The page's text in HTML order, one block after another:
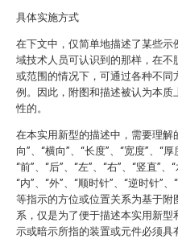
具体实施方式
在下文中，仅简单地描述了某些示
域技术人员可认识到的那样，在不
或范围的情况下，可通过各种不同
例。因此，附图和描述被认为本质
性的。
在本实用新型的描述中，需要理解
向”、“横向”、“长度”、“宽度”、“厚
“前”、“后”、“左”、“右”、“竖直”、“
“内”、“外”、“顺时针”、“逆时针”、
等指示的方位或位置关系为基于附
系，仅是为了便于描述本实用新型
示或暗示所指的装置或元件必须具